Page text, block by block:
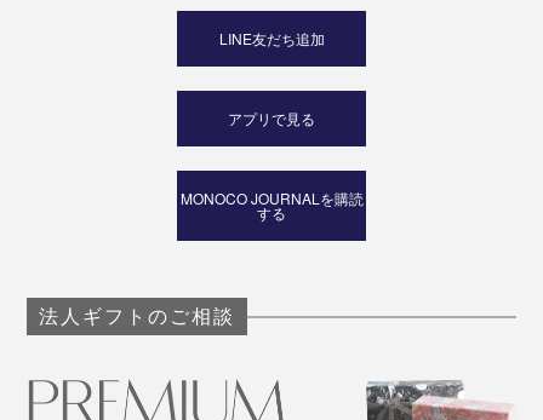
LINE友だち追加
アプリで見る
MONOCO JOURNALを購読
する
法人ギフトのご相談